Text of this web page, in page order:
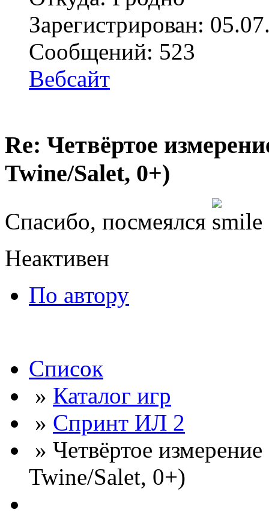
Зарегистрирован:
Сообщений: 523
Вебсайт
Re: Четвёртое
Twine/Salet, 0+)
Спасибо, посмеялся
Неактивен
По автору
Список
» Каталог игр
» Спринт ИЛ 2
» Четвёртое
Twine/Salet, 0+)